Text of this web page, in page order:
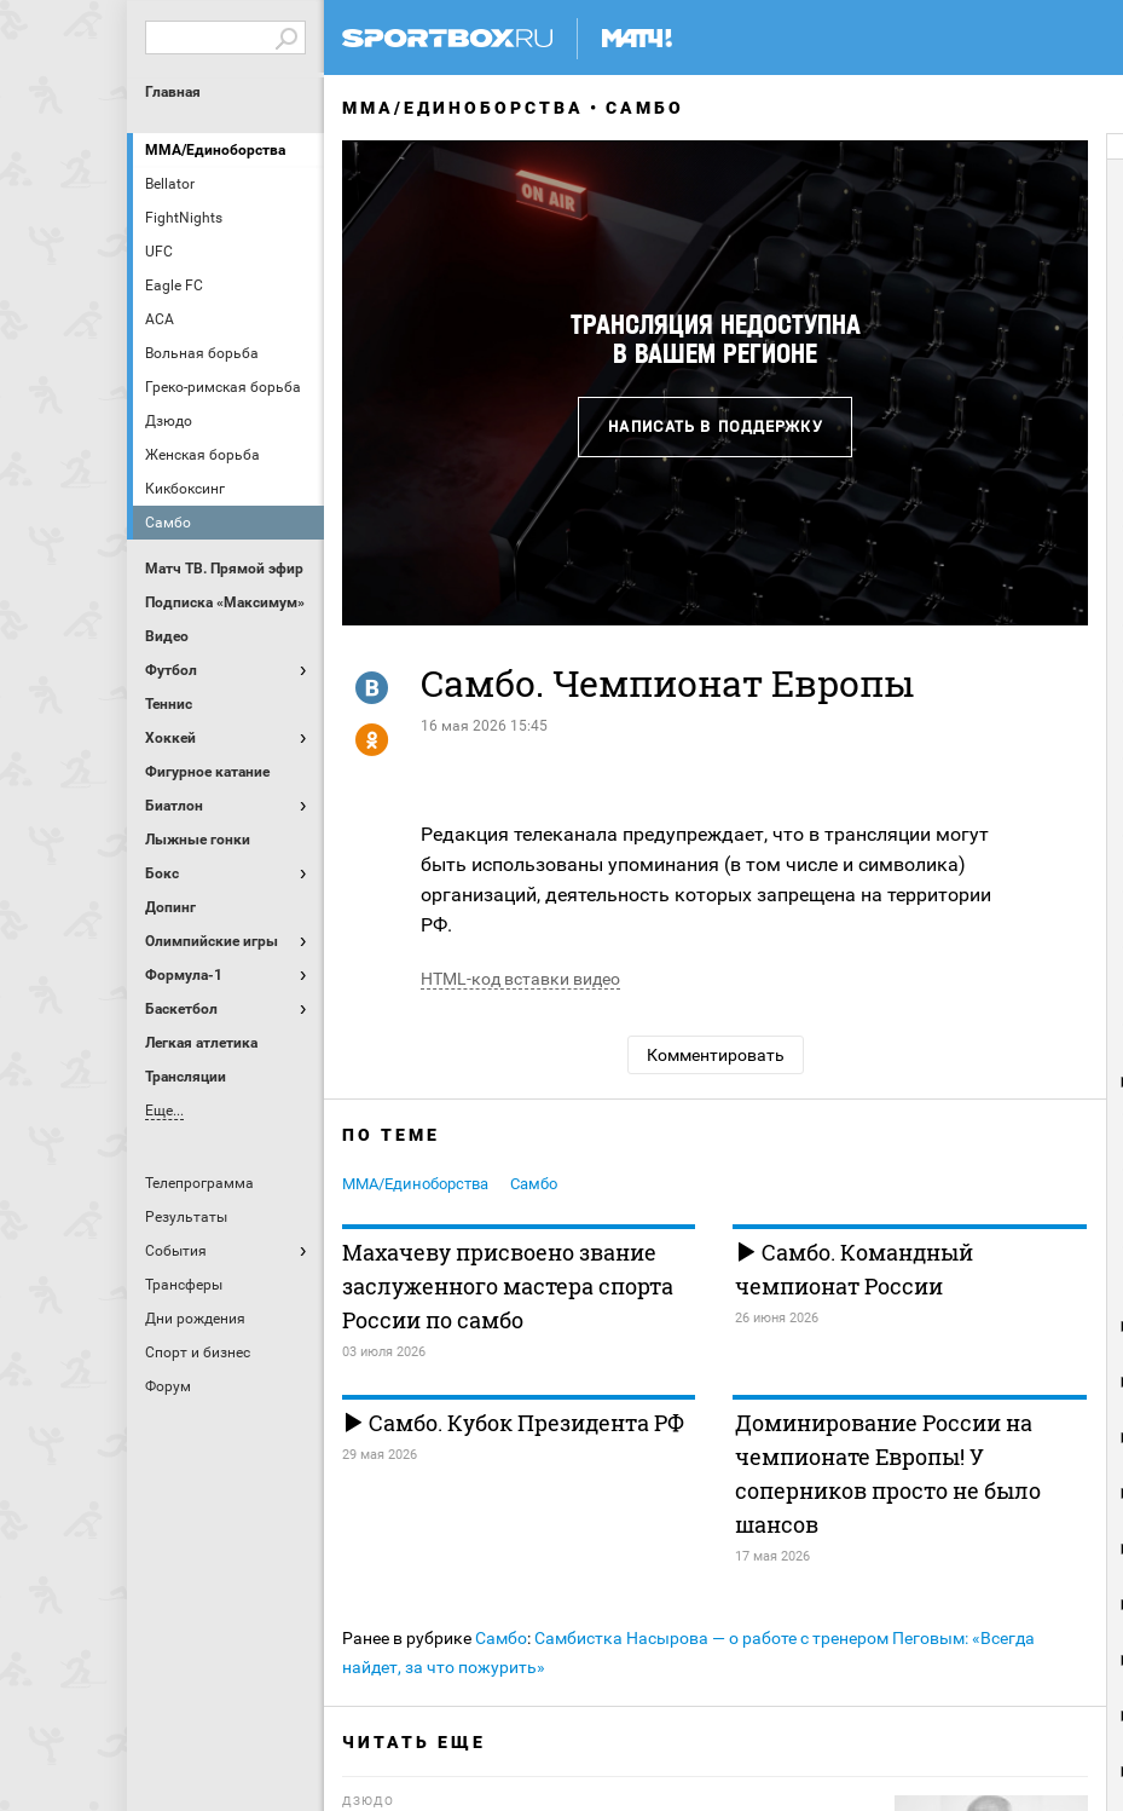
Главная
MMA/Единоборства
Bellator
FightNights
UFC
Eagle FC
АСА
Вольная борьба
Греко-римская борьба
Дзюдо
Женская борьба
Кикбоксинг
Самбо
Матч ТВ. Прямой эфир
Подписка «Максимум»
Видео
Футбол
Теннис
Хоккей
Фигурное катание
Биатлон
Лыжные гонки
Бокс
Допинг
Олимпийские игры
Формула-1
Баскетбол
Легкая атлетика
Трансляции
Еще...
Телепрограмма
Результаты
События
Трансферы
Дни рождения
Спорт и бизнес
Форум
MMA/ЕДИНОБОРСТВА САМБО
Самбо. Чемпионат Европы
16 мая 2026 15:45
R
Y
Редакция телеканала предупреждает, что в трансляции могут
быть использованы упоминания (в том числе и символика)
организаций, деятельность которых запрещена на территории
РФ.
HTML-код вставки видео
Комментировать
ПО ТЕМЕ
MMA/Единоборства Самбо
Махачеву присвоено звание
заслуженного мастера спорта
России по самбо
03 июля 2026
Самбо. Командный
чемпионат России
26 июня 2026
Самбо. Кубок Президента РФ
29 мая 2026
Доминирование России на
чемпионате Европы! У
соперников просто не было
шансов
17 мая 2026
Ранее в рубрикеСамбо:Самбистка Насырова — о работе с тренером Пеговым: «Всегда
найдет, за что пожурить»
ЧИТАТЬ ЕЩЕ
ДЗЮДО